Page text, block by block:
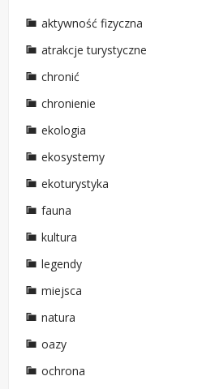
aktywność fizyczna
atrakcje turystyczne
chronić
chronienie
ekologia
ekosystemy
ekoturystyka
fauna
kultura
legendy
miejsca
natura
oazy
ochrona